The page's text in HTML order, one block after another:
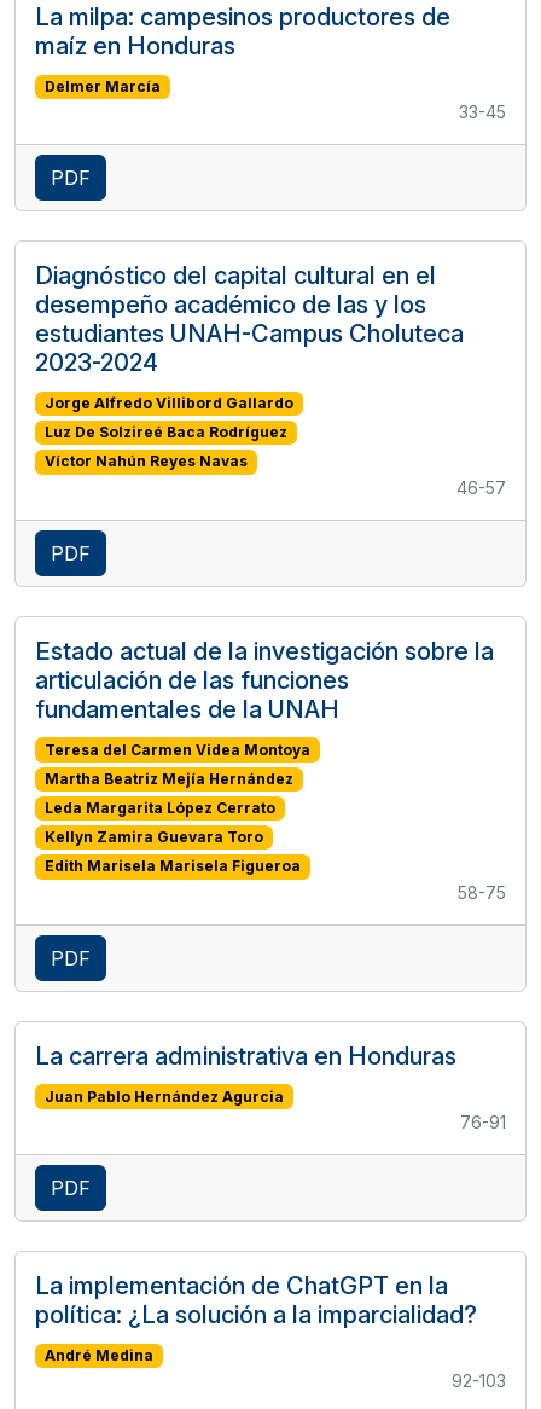
La milpa: campesinos productores de
maíz en Honduras
Delmer Marcía
33-45
PDF
Diagnóstico del capital cultural en el
desempeño académico de las y los
estudiantes UNAH-Campus Choluteca
2023-2024
Jorge Alfredo Villibord Gallardo
Luz De Solzireé Baca Rodríguez
Víctor Nahún Reyes Navas
46-57
PDF
Estado actual de la investigación sobre la
articulación de las funciones
fundamentales de la UNAH
Teresa del Carmen Videa Montoya
Martha Beatriz Mejía Hernández
Leda Margarita López Cerrato
Kellyn Zamira Guevara Toro
Edith Marisela Marisela Figueroa
58-75
PDF
La carrera administrativa en Honduras
Juan Pablo Hernández Agurcia
76-91
PDF
La implementación de ChatGPT en la
política: ¿La solución a la imparcialidad?
André Medina
92-103